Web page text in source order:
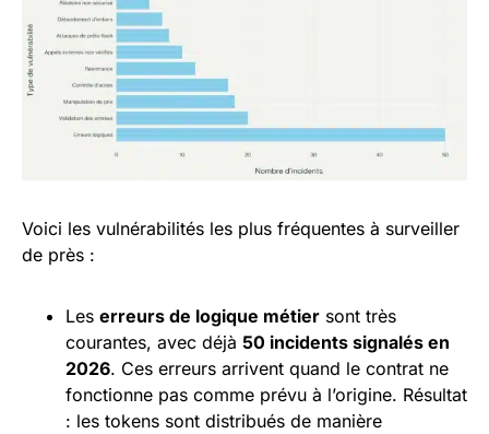
Voici les vulnérabilités les plus fréquentes à surveiller
de près :
Les erreurs de logique métier sont très
courantes, avec déjà 50 incidents signalés en
2026. Ces erreurs arrivent quand le contrat ne
fonctionne pas comme prévu à l’origine. Résultat
: les tokens sont distribués de manière